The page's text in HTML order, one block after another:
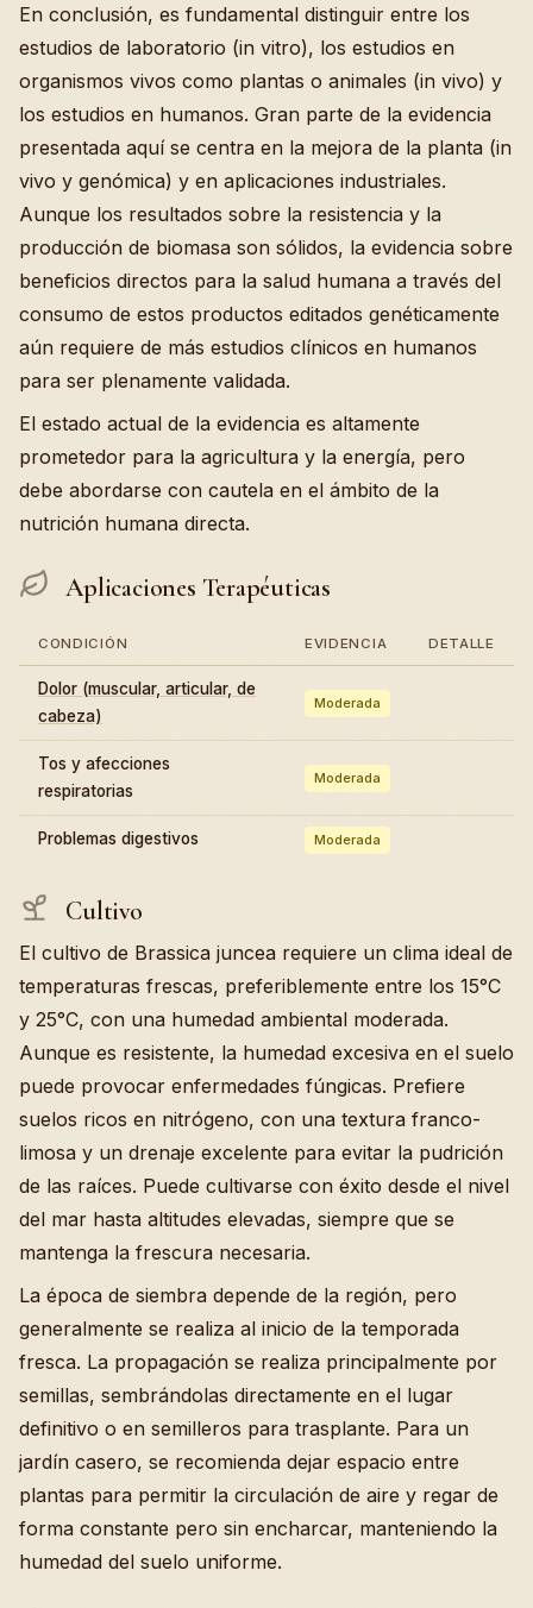
En conclusión, es fundamental distinguir entre los
estudios de laboratorio (in vitro), los estudios en
organismos vivos como plantas o animales (in vivo) y
los estudios en humanos. Gran parte de la evidencia
presentada aquí se centra en la mejora de la planta (in
vivo y genómica) y en aplicaciones industriales.
Aunque los resultados sobre la resistencia y la
producción de biomasa son sólidos, la evidencia sobre
beneficios directos para la salud humana a través del
consumo de estos productos editados genéticamente
aún requiere de más estudios clínicos en humanos
para ser plenamente validada.
El estado actual de la evidencia es altamente
prometedor para la agricultura y la energía, pero
debe abordarse con cautela en el ámbito de la
nutrición humana directa.
Aplicaciones Terapéuticas
CONDICIÓN EVIDENCIA DETALLE
Dolor (muscular, articular, de
cabeza)
Moderada
Tos y afecciones
respiratorias
Moderada
Problemas digestivos Moderada
Cultivo
El cultivo de Brassica juncea requiere un clima ideal de
temperaturas frescas, preferiblemente entre los 15°C
y 25°C, con una humedad ambiental moderada.
Aunque es resistente, la humedad excesiva en el suelo
puede provocar enfermedades fúngicas. Prefiere
suelos ricos en nitrógeno, con una textura franco-
limosa y un drenaje excelente para evitar la pudrición
de las raíces. Puede cultivarse con éxito desde el nivel
del mar hasta altitudes elevadas, siempre que se
mantenga la frescura necesaria.
La época de siembra depende de la región, pero
generalmente se realiza al inicio de la temporada
fresca. La propagación se realiza principalmente por
semillas, sembrándolas directamente en el lugar
definitivo o en semilleros para trasplante. Para un
jardín casero, se recomienda dejar espacio entre
plantas para permitir la circulación de aire y regar de
forma constante pero sin encharcar, manteniendo la
humedad del suelo uniforme.